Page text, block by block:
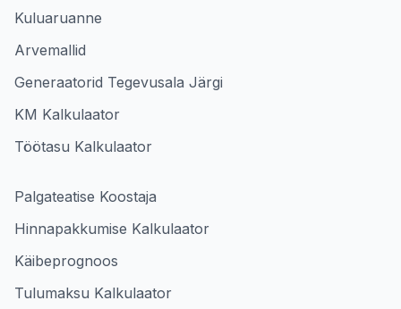
Kuluaruanne
Arvemallid
Generaatorid Tegevusala Järgi
KM Kalkulaator
Töötasu Kalkulaator
Palgateatise Koostaja
Hinnapakkumise Kalkulaator
Käibeprognoos
Tulumaksu Kalkulaator